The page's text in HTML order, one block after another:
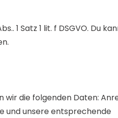
1 Satz 1 lit. f DSGVO. Du
wir die folgenden Daten:
und unsere entsprechende